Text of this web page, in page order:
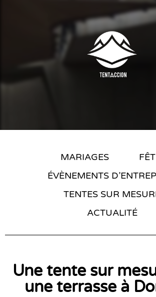
MARIAGES
ÉVÈNEMENTS
TENTES SUR
ACTUALITÉ
Une tente sur
une terrasse à